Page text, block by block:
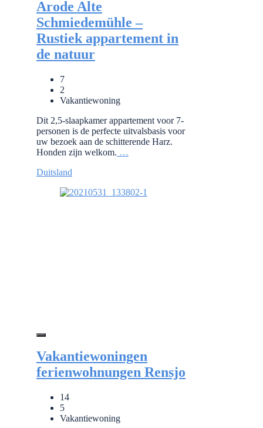
Arode Alte
Schmiedemühle –
Rustiek appartement in
de natuur
7
2
Vakantiewoning
Dit 2,5-slaapkamer appartement voor 7-
personen is de perfecte uitvalsbasis voor
uw bezoek aan de schitterende Harz.
Honden zijn welkom. …
Duitsland
Vakantiewoningen
ferienwohnungen Rensjo
14
5
Vakantiewoning